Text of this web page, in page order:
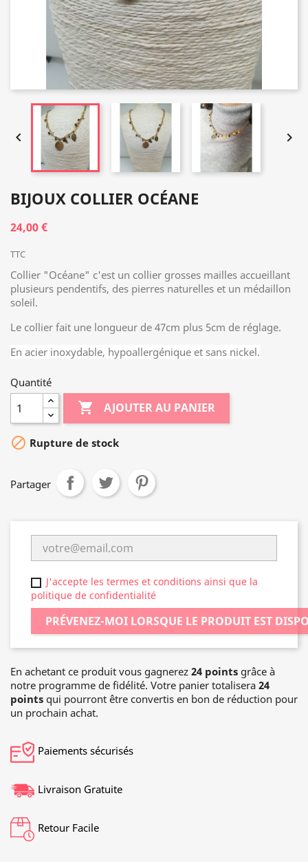
 
BIJOUX COLLIER OCÉANE
24,00 €
TTC
Collier "Océane" c'est un collier grosses mailles accueillant
plusieurs pendentifs, des pierres naturelles et un médaillon
soleil.
Le collier fait une longueur de 47cm plus 5cm de réglage.
En acier inoxydable, hypoallergénique et sans nickel.
Quantité
 AJOUTER AU PANIER
 Rupture de stock
Partager
J'accepte les termes et conditions ainsi que la
politique de confidentialité
PRÉVENEZ-MOI LORSQUE LE PRODUIT EST
En achetant ce produit vous gagnerez 24 points grâce à
notre programme de fidélité. Votre panier totalisera 24
points qui pourront être convertis en bon de réduction pour
un prochain achat.
Paiements sécurisés
Livraison Gratuite
Retour Facile